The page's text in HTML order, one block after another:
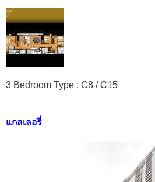
3 Bedroom Type : C8 / C15
แกลเลอรี่